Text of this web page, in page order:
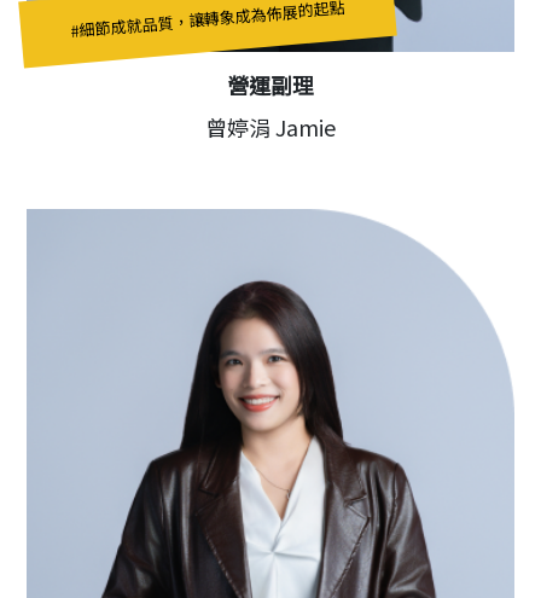
#細節成就品質，讓轉象成為佈展的起點
營運副理
曾婷涓 Jamie